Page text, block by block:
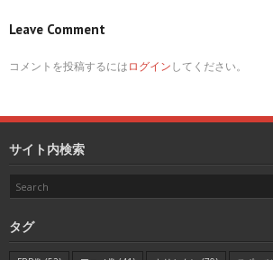
Leave Comment
コメントを投稿するにはログインしてください。
サイト内検索
タグ